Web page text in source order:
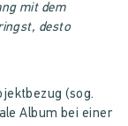
mit dem
desto
(sog.
Album bei einer